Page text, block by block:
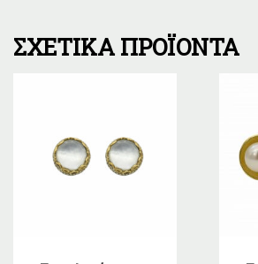
ΣΧΕΤΙΚΆ ΠΡΟΪΌΝΤΑ